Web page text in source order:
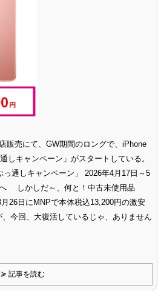
販売にて、GW期間のロングで、iPhone
しキャンペーン」がスタートしている。
通しキャンペーン」 2026年4月17日～5
しかしだ～、何と！中古未使用品
26日にMNPで本体税込13,200円の激安
今回、大復活しているじゃ、ありません
≽ 記事を読む